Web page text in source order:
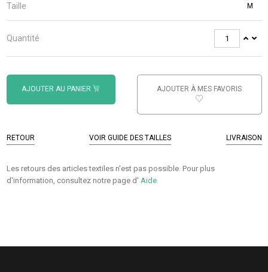
Taille M
Quantité
AJOUTER AU PANIER AJOUTER À MES FAVORIS
RETOUR VOIR GUIDE DES TAILLES LIVRAISON
Les retours des articles textiles n'est pas possible. Pour plus
d'information, consultez notre page d' Aide.